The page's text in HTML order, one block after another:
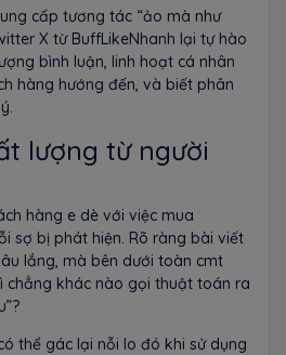
cấp tương tác “ảo mà như
X từ BuffLikeNhanh lại tự hào
bình luận, linh hoạt cá nhân
hàng hướng đến, và biết phân
lượng từ người
hàng e dè với việc mua
sợ bị phát hiện. Rõ ràng bài viết
lắng, mà bên dưới toàn cmt
chẳng khác nào gọi thuật toán ra
thể gác lại nỗi lo đó khi sử dụng